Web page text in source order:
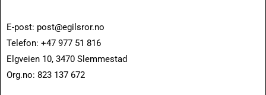
E-post: post@egilsror.no
Telefon: +47 977 51 816
Elgveien 10, 3470 Slemmestad
Org.no: 823 137 672